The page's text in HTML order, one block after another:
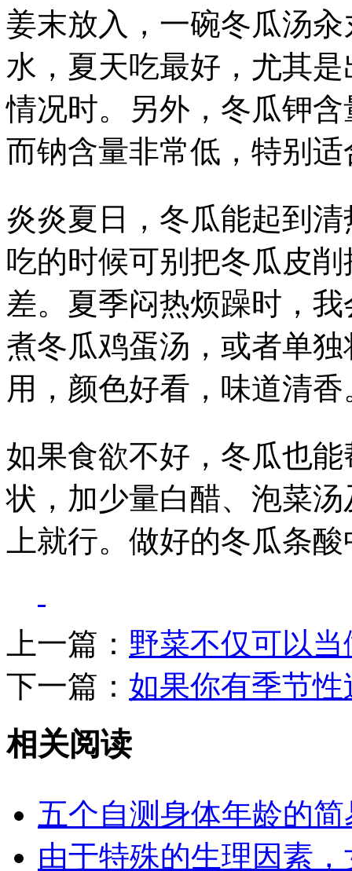
姜末放入，一碗冬瓜汤
水，夏天吃最好，尤其
情况时。另外，冬瓜钾
而钠含量非常低，特别
炎炎夏日，冬瓜能起到
吃的时候可别把冬瓜皮
差。夏季闷热烦躁时，
煮冬瓜鸡蛋汤，或者单
用，颜色好看，味道清香
如果食欲不好，冬瓜也
状，加少量白醋、泡菜
上就行。做好的冬瓜条
上一篇： 野菜不仅可以
下一篇： 如果你有季节
相关阅读
五个自测身体年龄的简
由于特殊的生理因素，